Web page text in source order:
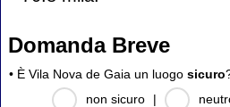
Domanda Breve
• È Vila Nova de Gaia un luogo sicuro
non sicuro
|